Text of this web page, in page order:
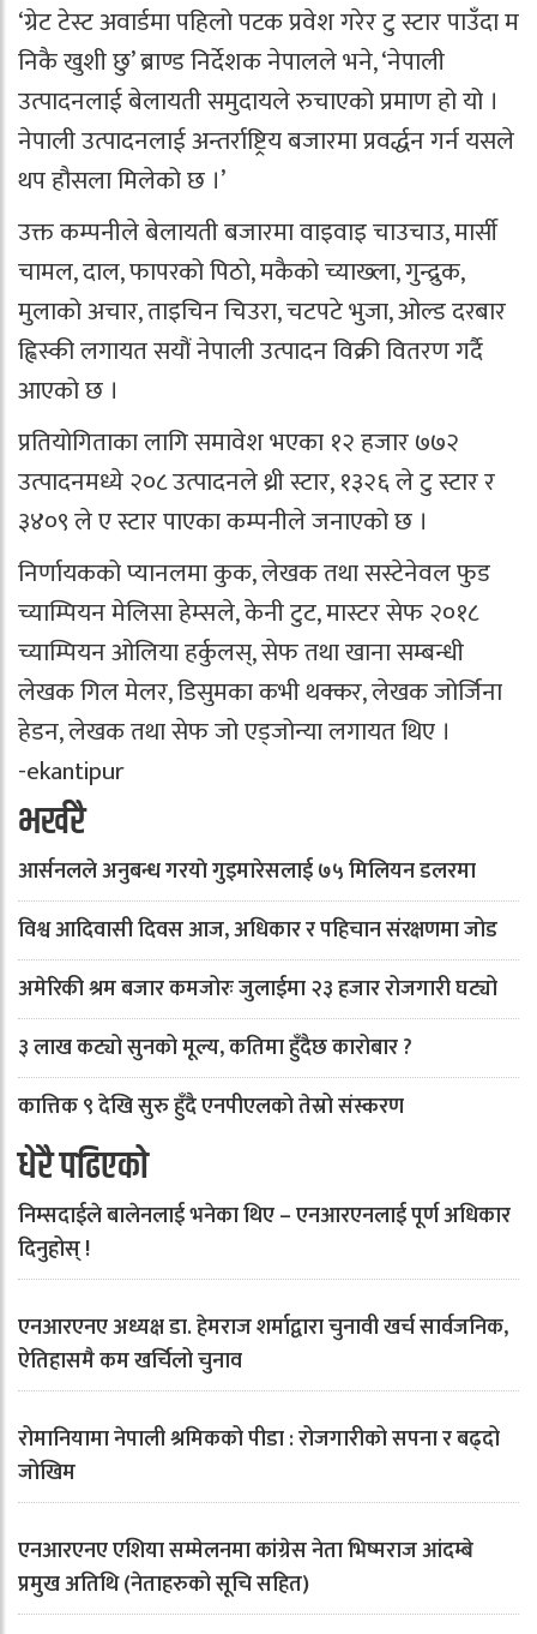
‘ग्रेट टेस्ट अवार्डमा पहिलो पटक प्रवेश गरेर टु स्टार पाउँदा म
निकै खुशी छु’ ब्राण्ड निर्देशक नेपालले भने, ‘नेपाली
उत्पादनलाई बेलायती समुदायले रुचाएको प्रमाण हो यो ।
नेपाली उत्पादनलाई अन्तर्राष्ट्रिय बजारमा प्रवर्द्धन गर्न यसले
थप हौसला मिलेको छ ।’
उक्त कम्पनीले बेलायती बजारमा वाइवाइ चाउचाउ, मार्सी
चामल, दाल, फापरको पिठो, मकैको च्याख्ला, गुन्द्रुक,
मुलाको अचार, ताइचिन चिउरा, चटपटे भुजा, ओल्ड दरबार
ह्विस्की लगायत सयौं नेपाली उत्पादन विक्री वितरण गर्दै
आएको छ ।
प्रतियोगिताका लागि समावेश भएका १२ हजार ७७२
उत्पादनमध्ये २०८ उत्पादनले थ्री स्टार, १३२६ ले टु स्टार र
३४०९ ले ए स्टार पाएका कम्पनीले जनाएको छ ।
निर्णायकको प्यानलमा कुक, लेखक तथा सस्टेनेवल फुड
च्याम्पियन मेलिसा हेम्सले, केनी टुट, मास्टर सेफ २०१८
च्याम्पियन ओलिया हर्कुलस्, सेफ तथा खाना सम्बन्धी
लेखक गिल मेलर, डिसुमका कभी थक्कर, लेखक जोर्जिना
हेडन, लेखक तथा सेफ जो एड्जोन्या लगायत थिए ।
-ekantipur
भर्खरै
आर्सनलले अनुबन्ध गरयाे गुइमारेसलाई ७५ मिलियन डलरमा
विश्व आदिवासी दिवस आज, अधिकार र पहिचान संरक्षणमा जोड
अमेरिकी श्रम बजार कमजोरः जुलाईमा २३ हजार रोजगारी घट्यो
३ लाख कट्यो सुनको मूल्य, कतिमा हुँदैछ कारोबार ?
कात्तिक ९ देखि सुरु हुँदै एनपीएलको तेस्रो संस्करण
धेरै पढिएको
निम्सदाईले बालेनलाई भनेका थिए – एनआरएनलाई पूर्ण अधिकार
दिनुहोस् !
एनआरएनए अध्यक्ष डा. हेमराज शर्माद्वारा चुनावी खर्च सार्वजनिक,
ऐतिहासमै कम खर्चिलो चुनाव
रोमानियामा नेपाली श्रमिकको पीडा : रोजगारीको सपना र बढ्दो
जोखिम
एनआरएनए एशिया सम्मेलनमा कांग्रेस नेता भिष्मराज आंदम्बे
प्रमुख अतिथि (नेताहरुको सूचि सहित)